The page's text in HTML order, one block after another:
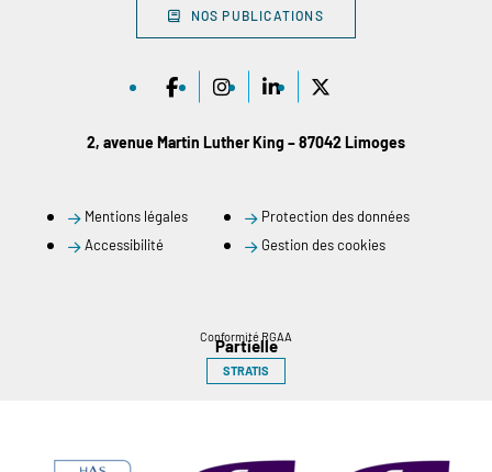
NOS PUBLICATIONS
2, avenue Martin Luther King – 87042 Limoges
Mentions légales
Protection des données
Accessibilité
Gestion des cookies
Conformité RGAA
Partielle
STRATIS